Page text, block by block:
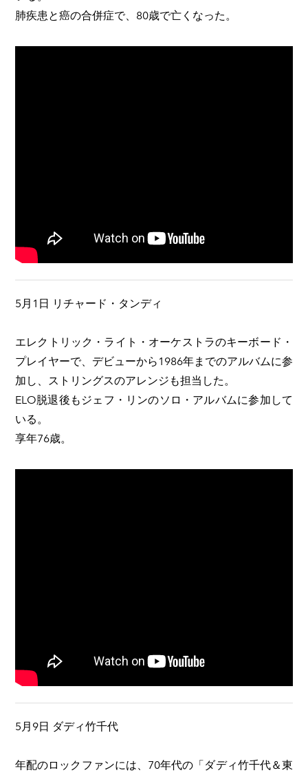
肺疾患と癌の合併症で、80歳で亡くなった。
5月1日 リチャード・タンディ
エレクトリック・ライト・オーケストラのキーボード・
プレイヤーで、デビューから1986年までのアルバムに参
加し、ストリングスのアレンジも担当した。
ELO脱退後もジェフ・リンのソロ・アルバムに参加して
いる。
享年76歳。
5月9日 ダディ竹千代
年配のロックファンには、70年代の「ダディ竹千代＆東